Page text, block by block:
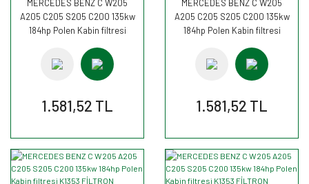
MERCEDES BENZ C W205
A205 C205 S205 C200 135kw
184hp Polen Kabin filtresi
1.581,52 TL
MERCEDES BENZ C W205
A205 C205 S205 C200 135kw
184hp Polen Kabin filtresi
1.581,52 TL